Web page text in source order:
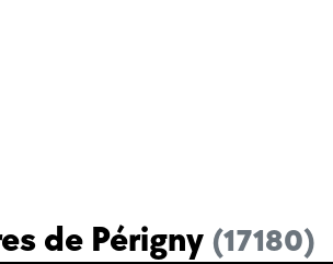
de Périgny (17180)